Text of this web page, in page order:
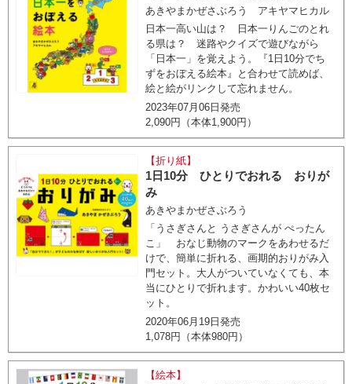
あきやまかぜさぶろう アキヤマヒカル
日本一高い山は？ 日本一りんごのとれ
る県は？ 迷路やクイズで遊びながら
「日本一」を覚えよう。『1日10分でち
ずをおぼえる絵本』と合わせて読めば、
絵と絵がリンクして忘れません。
2023年07月06日発売
2,090円（本体1,900円）
【折り紙】
1日10分 ひとりでおれる おりが
み
あきやまかぜさぶろう
「うさぎさんと うさぎさんが ぺったん
こ」 おなじ動物のマークをあわせるだ
けで、簡単に折れる、画期的おりがみ入
門セット。大人がついていなくても、本
当にひとりで折れます。かわいい40枚セ
ット。
2020年06月19日発売
1,078円（本体980円）
【絵本】